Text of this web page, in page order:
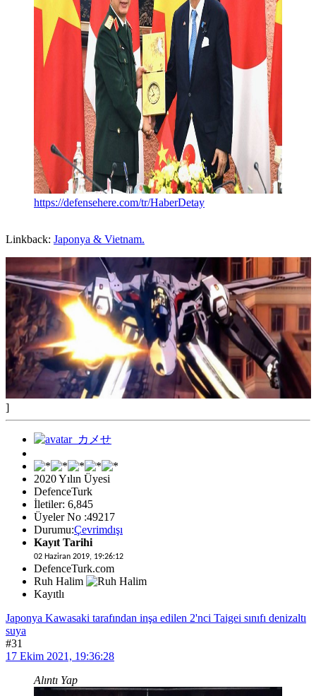
https://defensehere.com/tr/HaberDetay
Linkback: Japonya & Vietnam.
]
2020 Yılın Üyesi
DefenceTurk
İletiler: 6,845
Üyeler No :49217
Durumu:Çevrimdışı
Kayıt Tarihi
02 Haziran 2019, 19:26:12
DefenceTurk.com
Ruh Halim
Kayıtlı
Japonya Kawasaki tarafından inşa edilen 2'nci Taigei sınıfı denizaltı
suya
#31
17 Ekim 2021, 19:36:28
Alıntı Yap